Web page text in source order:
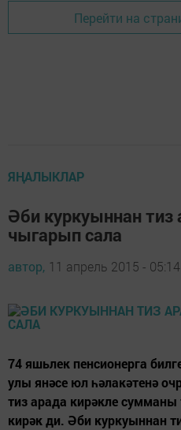
Перейти на
ЯҢАЛЫКЛАР
Әби куркуыннан тиз
чыгарып сала
автор, 11 апрель 2015 - 05:14
74 яшьлек пенсионерга
улы янәсе юл һәлакәтенә
тиз арада кирәкле
кирәк ди. Әби куркуыннан